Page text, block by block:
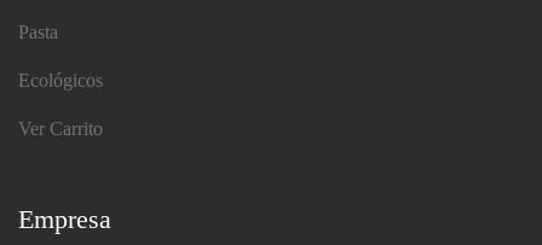
Pasta
Ecológicos
Ver Carrito
Empresa